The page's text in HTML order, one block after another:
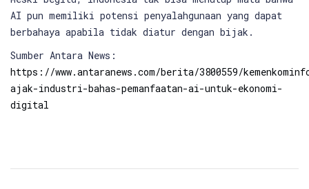
AI pun memiliki potensi penyalahgunaan yang dapat
berbahaya apabila tidak diatur dengan bijak.
Sumber Antara News:
https://www.antaranews.com/berita/3800559/
ajak-industri-bahas-pemanfaatan-ai-untuk-ekonomi-
digital